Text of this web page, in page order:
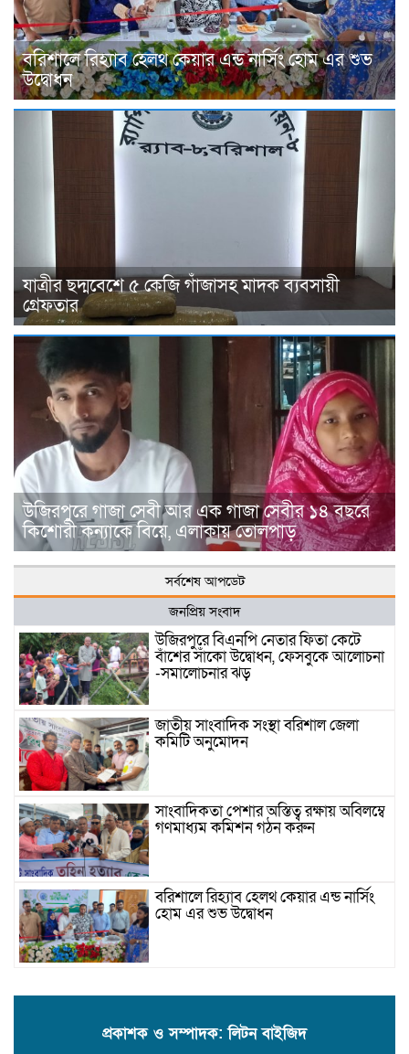
বরিশালে রিহ্যাব হেলথ কেয়ার এন্ড নার্সিং হোম এর শুভ
উদ্বোধন
যাত্রীর ছদ্মবেশে ৫ কেজি গাঁজাসহ মাদক ব্যবসায়ী
গ্রেফতার
উজিরপুরে গাজা সেবী আর এক গাজা সেবীর ১৪ বছরে
কিশোরী কন্যাকে বিয়ে, এলাকায় তোলপাড়
সর্বশেষ আপডেট
জনপ্রিয় সংবাদ
উজিরপুরে বিএনপি নেতার ফিতা কেটে
বাঁশের সাঁকো উদ্বোধন, ফেসবুকে আলোচনা
-সমালোচনার ঝড়
জাতীয় সাংবাদিক সংস্থা বরিশাল জেলা
কমিটি অনুমোদন
সাংবাদিকতা পেশার অস্তিত্ব রক্ষায় অবিলম্বে
গণমাধ্যম কমিশন গঠন করুন
বরিশালে রিহ্যাব হেলথ কেয়ার এন্ড নার্সিং
হোম এর শুভ উদ্বোধন
ব্যবসায়ী গ্রেফতার
প্রকাশক ও সম্পাদক: লিটন বাইজিদ